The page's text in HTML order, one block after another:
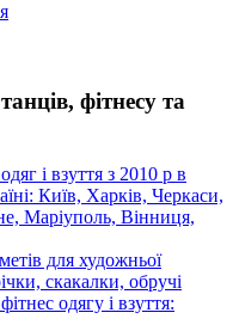
фітнесу та
і взуття з 2010 р в
Київ, Харків, Черкаси,
Маріуполь, Вінниця,
для художньої
скакалки, обручі
одягу і взуття: